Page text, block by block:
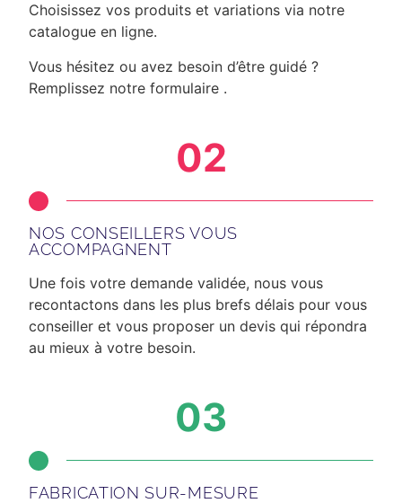
Choisissez vos produits et variations via notre
catalogue en ligne.
Vous hésitez ou avez besoin d’être guidé ?
Remplissez notre formulaire .
02
NOS CONSEILLERS VOUS
ACCOMPAGNENT
Une fois votre demande validée, nous vous
recontactons dans les plus brefs délais pour vous
conseiller et vous proposer un devis qui répondra
au mieux à votre besoin.
03
FABRICATION SUR-MESURE